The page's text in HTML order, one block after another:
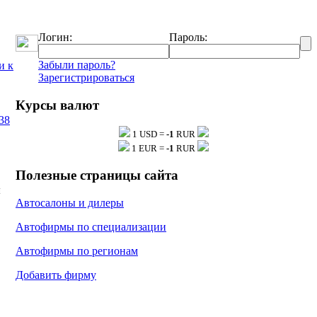
к
Логин: Пароль:
Забыли пароль?
Зарегистрироваться
Курсы валют
1 USD = -1 RUR
1 EUR = -1 RUR
Полезные страницы сайта
Автосалоны и дилеры
Автофирмы по специализации
Автофирмы по регионам
Добавить фирму